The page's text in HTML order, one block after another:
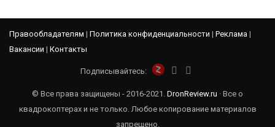
Правообладателям | Политика конфиденциальности | Реклама |
Вакансии | Контакты
Подписывайтесь:
© Все права защищены - 2016-2021. DronReview.ru · Все о
квадрокоптерах и не только. Любое копирование материалов
запрещено.